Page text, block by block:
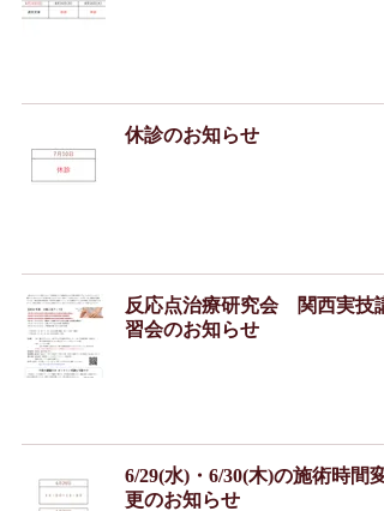
休診のお知らせ
反応点治療研究会 関西実技講
習会のお知らせ
6/29(水)・6/30(木)の施術時間変
更のお知らせ